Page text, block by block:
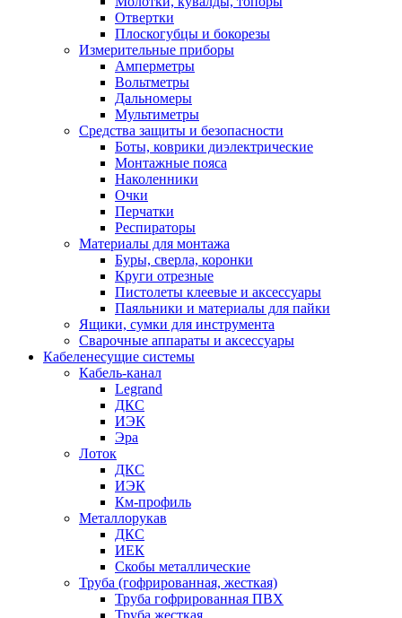
Отвертки
Плоскогубцы и бокорезы
Измерительные приборы
Амперметры
Вольтметры
Дальномеры
Мультиметры
Средства защиты и безопасности
Боты, коврики диэлектрические
Монтажные пояса
Наколенники
Очки
Перчатки
Респираторы
Материалы для монтажа
Буры, сверла, коронки
Круги отрезные
Пистолеты клеевые и аксессуары
Паяльники и материалы для пайки
Ящики, сумки для инструмента
Сварочные аппараты и аксессуары
Кабеленесущие системы
Кабель-канал
Legrand
ДКС
ИЭК
Эра
Лоток
ДКС
ИЭК
Км-профиль
Металлорукав
ДКС
ИЕК
Скобы металлические
Труба (гофрированная, жесткая)
Труба гофрированная ПВХ
Труба жесткая